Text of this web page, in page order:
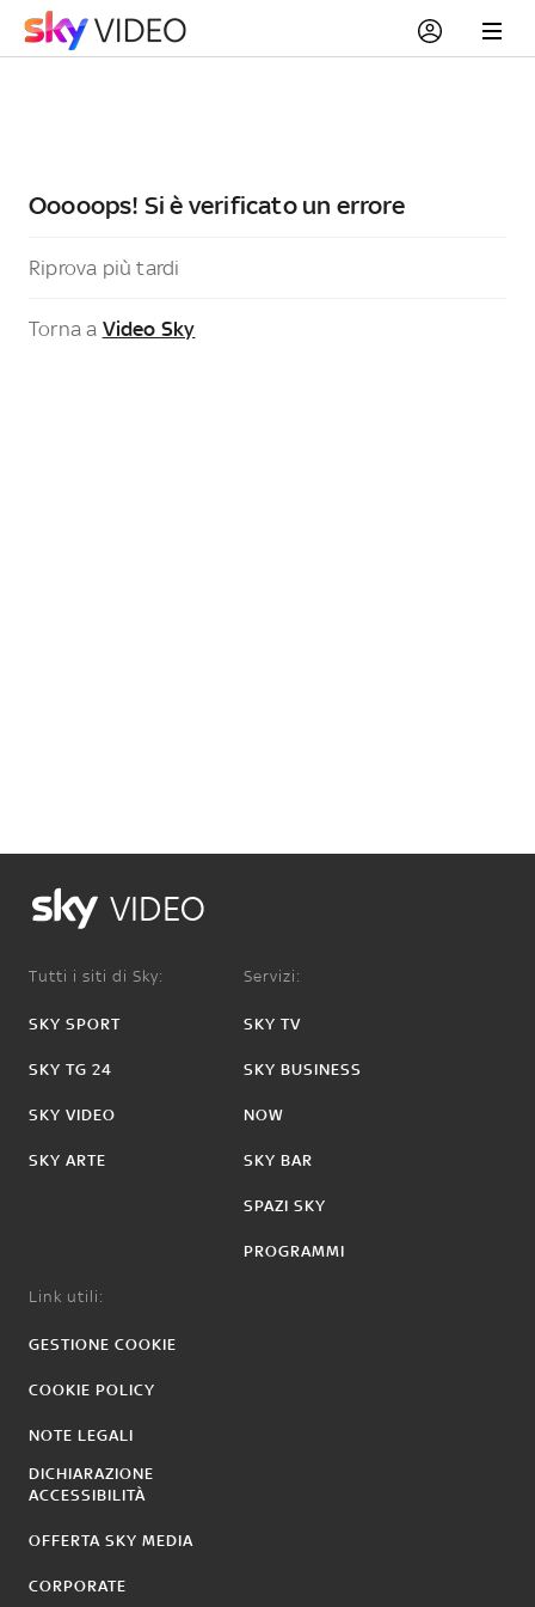
Ooooops! Si è verificato un errore
Riprova più tardi
Torna a Video Sky
VIDEO
Tutti i siti di Sky:
SKY SPORT
SKY TG 24
SKY VIDEO
SKY ARTE
Servizi:
SKY TV
SKY BUSINESS
NOW
SKY BAR
SPAZI SKY
PROGRAMMI
Link utili:
GESTIONE COOKIE
COOKIE POLICY
NOTE LEGALI
DICHIARAZIONE
ACCESSIBILITÀ
OFFERTA SKY MEDIA
CORPORATE